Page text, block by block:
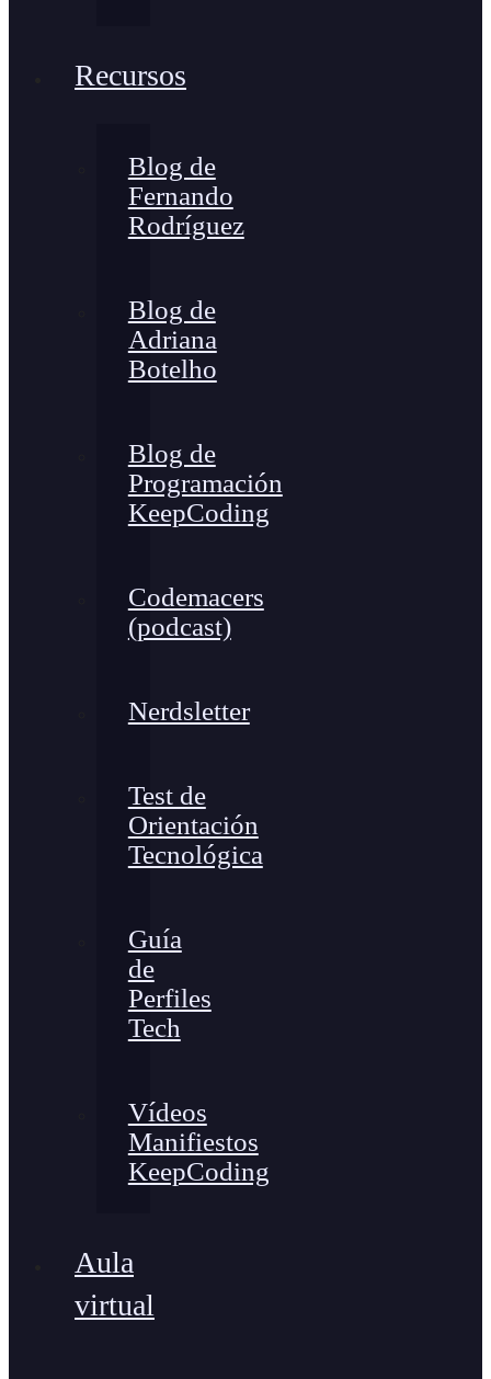
Recursos
Blog de
Fernando
Rodríguez
Blog de
Adriana
Botelho
Blog de
Programación
KeepCoding
Codemacers
(podcast)
Nerdsletter
Test de
Orientación
Tecnológica
Guía
de
Perfiles
Tech
Vídeos
Manifiestos
KeepCoding
Aula
virtual